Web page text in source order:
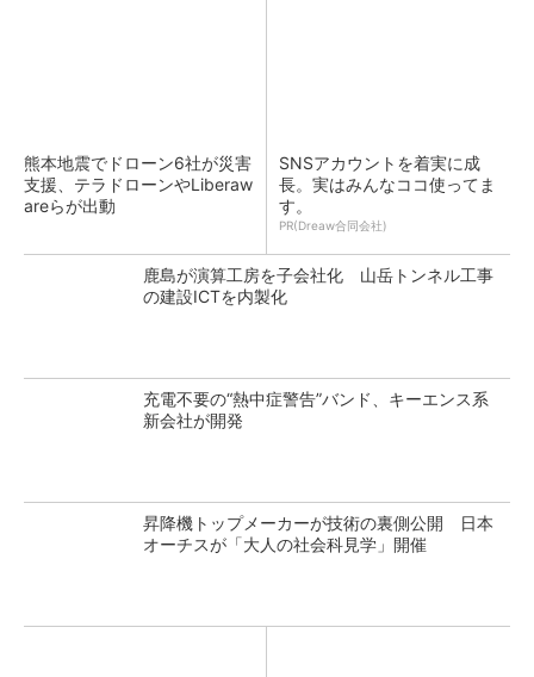
熊本地震でドローン6社が災害
支援、テラドローンやLiberaw
areらが出動
SNSアカウントを着実に成
長。実はみんなココ使ってま
す。
PR(Dreaw合同会社)
鹿島が演算工房を子会社化 山岳トンネル工事
の建設ICTを内製化
充電不要の“熱中症警告”バンド、キーエンス系
新会社が開発
昇降機トップメーカーが技術の裏側公開 日本
オーチスが「大人の社会科見学」開催